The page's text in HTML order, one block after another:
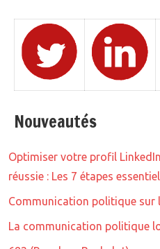
Nouveautés
Optimiser votre profil
réussie : Les 7 étapes
Communication politique sur
La communication politique